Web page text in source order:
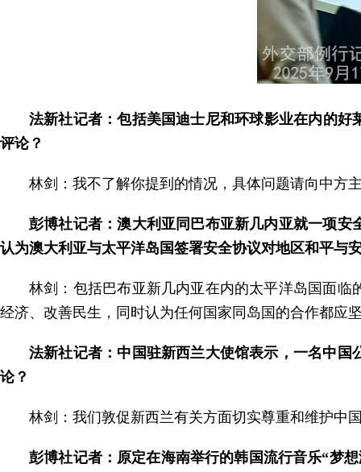
法新社记者：包括美国迪士尼和环球影业在内的
评论？
林剑：我不了解你提到的情况，具体问题请向中方
彭博社记者：澳大利亚同巴布亚新几内亚就一项
认为澳大利亚与太平洋岛国签署安全协议对地区和平与
林剑：包括巴布亚新几内亚在内的太平洋岛国面
经济、改善民生，同时认为任何国家同岛国的合作都应
法新社记者：中国驻新西兰大使馆表示，一名中
论？
林剑：我们敦促新西兰有关方面切实尊重和维护中
彭博社记者：原定在海南举行的韩国流行音乐“梦